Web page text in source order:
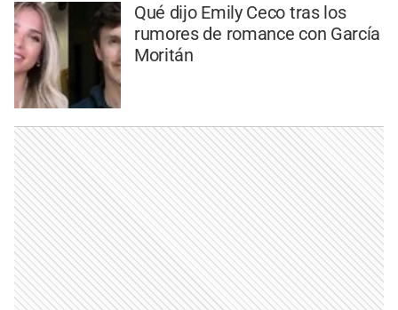
Qué dijo Emily Ceco tras los
rumores de romance con García
Moritán